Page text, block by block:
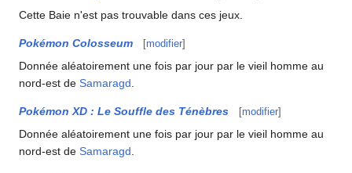
Cette Baie n'est pas trouvable dans ces jeux.
Pokémon Colosseum [modifier]
Donnée aléatoirement une fois par jour par le vieil homme au
nord-est de Samaragd
Pokémon XD : Le Souffle des Ténèbres [modifier]
Donnée aléatoirement une fois par jour par le vieil homme au
nord-est de Samaragd